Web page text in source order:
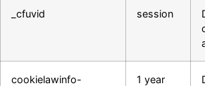
_cfuvid session
cookielawinfo-
1 year